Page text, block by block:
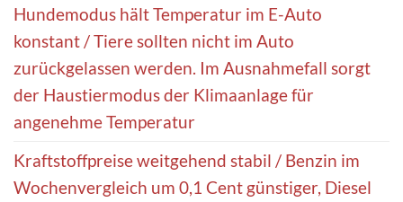
Hundemodus hält Temperatur im E-Auto
konstant / Tiere sollten nicht im Auto
zurückgelassen werden. Im Ausnahmefall sorgt
der Haustiermodus der Klimaanlage für
angenehme Temperatur
Kraftstoffpreise weitgehend stabil / Benzin im
Wochenvergleich um 0,1 Cent günstiger, Diesel